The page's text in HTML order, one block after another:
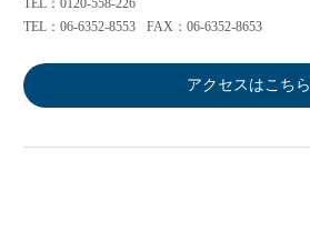
TEL：06-6352-8553
FAX：06-6352-8653
アクセスはこちら